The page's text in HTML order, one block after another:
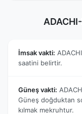
İmsak vakti:
saatini belirtir.
Güneş vakti:
Güneş doğduktan
kılmak mekruhtur.